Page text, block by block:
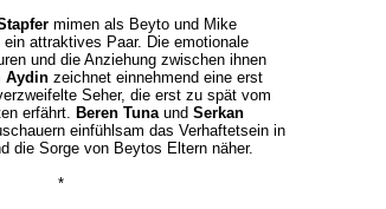
mimen als Beyto und Mike
attraktives Paar. Die emotionale
und die Anziehung zwischen ihnen
Aydinzeichnet einnehmend eine erst
Seher, die erst zu spät vom
erfährt. Beren Tunaund Serkan
einfühlsam das Verhaftetsein in
die Sorge von Beytos Eltern näher.
*